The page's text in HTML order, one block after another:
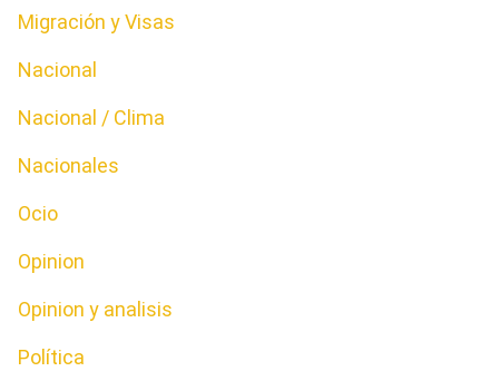
Migración y Visas
Nacional
Nacional / Clima
Nacionales
Ocio
Opinion
Opinion y analisis
Política